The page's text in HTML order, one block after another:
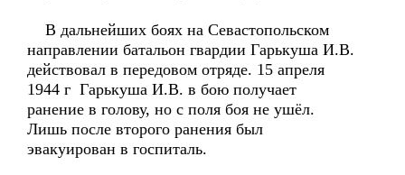
В дальнейших боях на Севастопольском
направлении батальон гвардии Гарькуша И.В.
действовал в передовом отряде. 15 апреля
1944 г Гарькуша И.В. в бою получает
ранение в голову, но с поля боя не ушёл.
Лишь после второго ранения был
эвакуирован в госпиталь.